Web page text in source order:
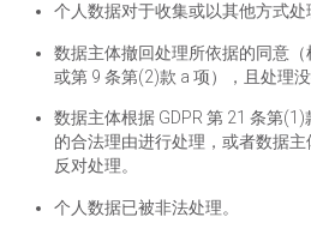
个人数据对于收集或以其他方式处
数据主体撤回处理所依据的同意（
或第 9 条第(2)款 a 项），且处理
数据主体根据 GDPR 第 21 条第
的合法理由进行处理，或者数据主
反对处理。
个人数据已被非法处理。